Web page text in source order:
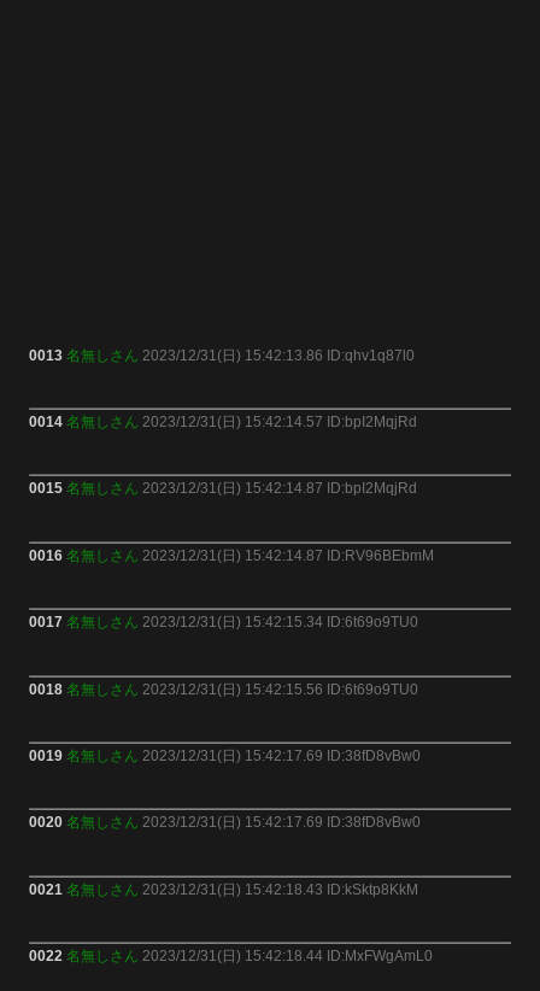
0013 名無しさん 2023/12/31(日) 15:42:13.86 ID:qhv1q87l0
0014 名無しさん 2023/12/31(日) 15:42:14.57 ID:bpI2MqjRd
0015 名無しさん 2023/12/31(日) 15:42:14.87 ID:bpI2MqjRd
0016 名無しさん 2023/12/31(日) 15:42:14.87 ID:RV96BEbmM
0017 名無しさん 2023/12/31(日) 15:42:15.34 ID:6t69o9TU0
0018 名無しさん 2023/12/31(日) 15:42:15.56 ID:6t69o9TU0
0019 名無しさん 2023/12/31(日) 15:42:17.69 ID:38fD8vBw0
0020 名無しさん 2023/12/31(日) 15:42:17.69 ID:38fD8vBw0
0021 名無しさん 2023/12/31(日) 15:42:18.43 ID:kSktp8KkM
0022 名無しさん 2023/12/31(日) 15:42:18.44 ID:MxFWgAmL0